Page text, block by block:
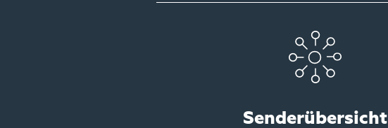
Senderübersicht